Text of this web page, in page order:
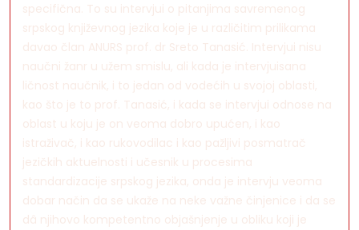
specifična. To su intervjui o pitanjima savremenog
srpskog književnog jezika koje je u različitim prilikama
davao član ANURS prof. dr Sreto Tanasić. Intervjui nisu
naučni žanr u užem smislu, ali kada je intervjuisana
ličnost naučnik, i to jedan od vodećih u svojoj oblasti,
kao što je to prof. Tanasić, i kada se intervjui odnose na
oblast u koju je on veoma dobro upućen, i kao
istraživač, i kao rukovodilac i kao pažljivi posmatrač
jezičkih aktuelnosti i učesnik u procesima
standardizacije srpskog jezika, onda je intervju veoma
dobar način da se ukaže na neke važne činjenice i da se
dâ njihovo kompetentno objašnjenje u obliku koji je